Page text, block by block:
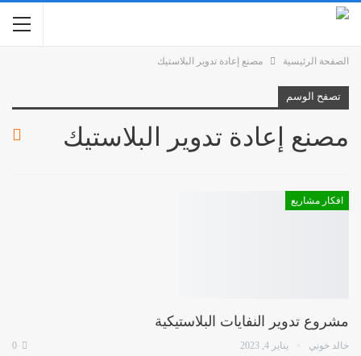
الصفحة الرئيسية مصنع إعادة تدوير البلاستيك
تصفح الوسم
مصنع إعادة تدوير البلاستيك
افكار مشاريع
مشروع تدوير النفايات البلاستيكية
خالد خوني يناير 4, 2023